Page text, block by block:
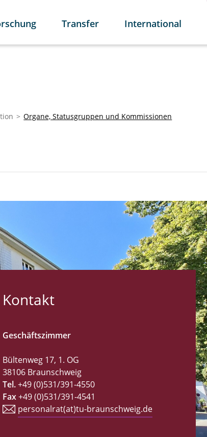
Transfer International
Organe, Statusgruppen und Kommissionen
Kontakt
Geschäftszimmer
Bültenweg 17, 1. OG
38106 Braunschweig
Tel.+49 (0)531/391-4550
Fax+49 (0)531/391-4541
personalrat(at)tu-braunschweig.de